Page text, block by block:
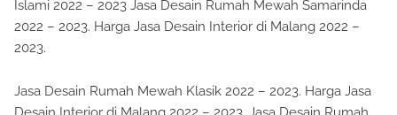
Islami 2022 – 2023 Jasa Desain Rumah Mewah Samarinda
2022 – 2023. Harga Jasa Desain Interior di Malang 2022 –
2023.
Jasa Desain Rumah Mewah Klasik 2022 – 2023. Harga Jasa